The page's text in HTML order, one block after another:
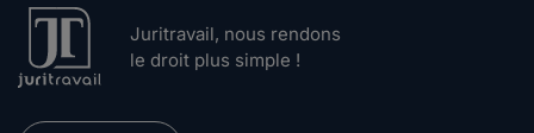
Juritravail, nous rendons
le droit plus simple !